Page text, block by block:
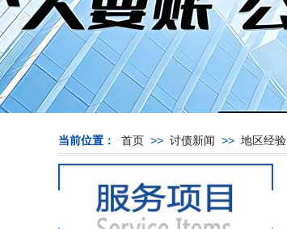
当前位置： 首页 >> 讨债新闻 >> 地区经验